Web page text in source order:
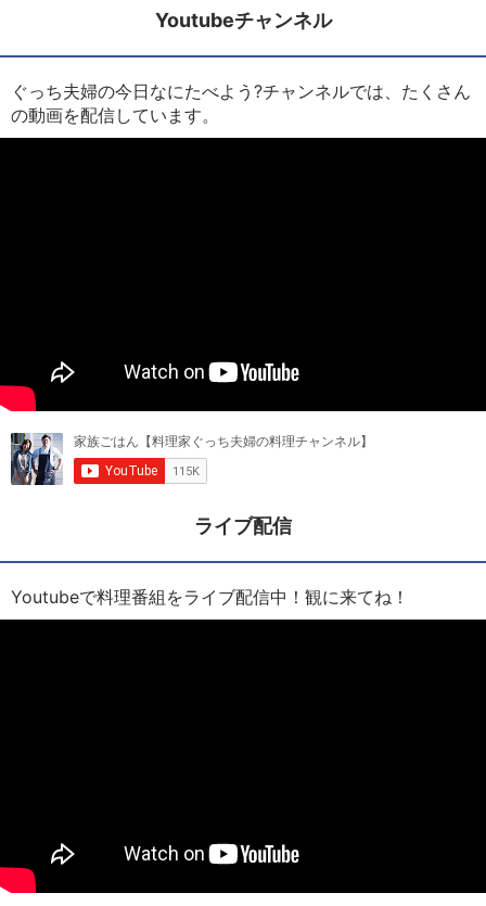
Youtubeチャンネル
ぐっち夫婦の今日なにたべよう?チャンネルでは、たくさん
の動画を配信しています。
ライブ配信
Youtubeで料理番組をライブ配信中！観に来てね！